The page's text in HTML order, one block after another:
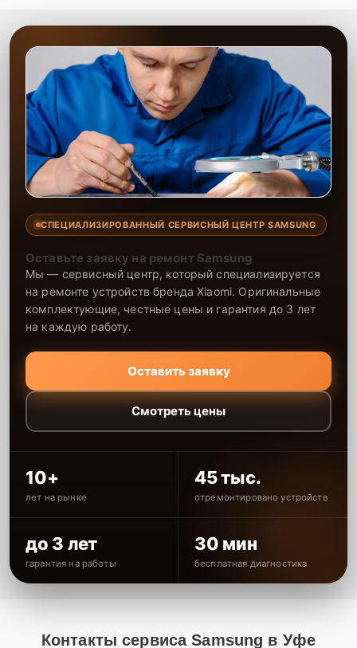
оригинальных запчастей или проверенных аналогов. Это
долгий срок службы. Мы стремимся к тому, чтобы ваше устройство
функционировало как новое.
СПЕЦИАЛИЗИРОВАННЫЙ СЕРВИСНЫЙ ЦЕНТР SAMSUNG
Оставьте заявку на ремонт Samsung
Мы — сервисный центр, который специализируется
на ремонте устройств бренда Xiaomi. Оригинальные
комплектующие, честные цены и гарантия до 3 лет
на каждую работу.
Оставить заявку
Смотреть цены
10+
лет на рынке
45 тыс.
отремонтировано устройств
до 3 лет
гарантия на работы
30 мин
бесплатная диагностика
Контакты сервиса Samsung в Уфе